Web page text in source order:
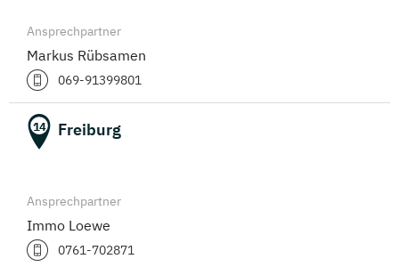
Ansprechpartner
Markus Rübsamen
069-91399801
14 Freiburg
Ansprechpartner
Immo Loewe
0761-702871